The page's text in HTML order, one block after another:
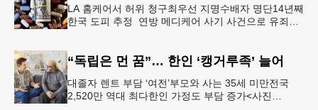
LA 홈케어서 허위 청구최우선 지명수배자 명단14년째
한국 도피 추정 연방 메디케어 사기 사건으로 유죄를
“독립은 먼 꿈”… 한인 ‘캥거루족’ 늘어
대졸자 렌트 부담 ‘여전’부모와 사는 35세 미만전국
2,520만 역대 최다한인 가정도 부담 증가<사진